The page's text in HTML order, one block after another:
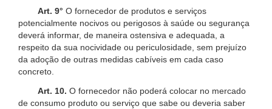
Art. 9° O fornecedor de produtos e serviços
potencialmente nocivos ou perigosos à saúde ou segurança
deverá informar, de maneira ostensiva e adequada, a
respeito da sua nocividade ou periculosidade, sem prejuízo
da adoção de outras medidas cabíveis em cada caso
concreto.
Art. 10. O fornecedor não poderá colocar no mercado
de consumo produto ou serviço que sabe ou deveria saber